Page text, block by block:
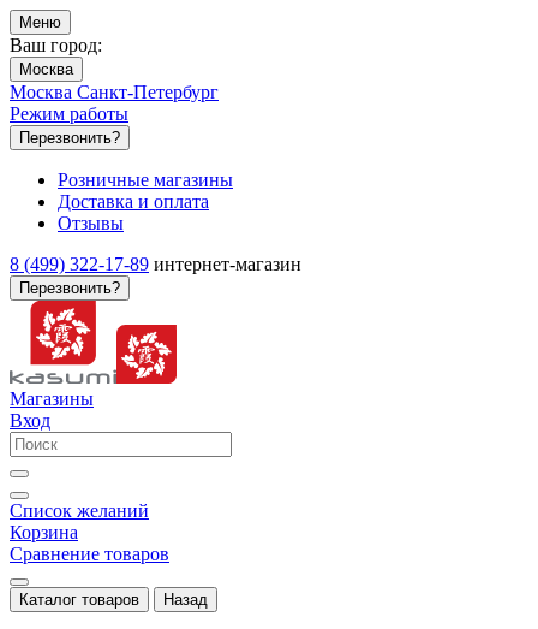
Меню
Ваш город:
Москва
Москва Санкт-Петербург
Режим работы
Перезвонить?
Розничные магазины
Доставка и оплата
Отзывы
8 (499) 322-17-89 интернет-магазин
Перезвонить?
Магазины
Вход
Список желаний
Корзина
Сравнение товаров
Каталог товаров Назад